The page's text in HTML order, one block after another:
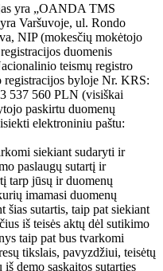
yra „OANDA TMS
Varšuvoje, ul. Rondo
NIP (mokesčių mokėtojo
duomenis
teismų registro
byloje Nr. KRS:
537 560 PLN (visiškai
paskirtu duomenų
elektroniniu paštu:
siekiant sudaryti ir
paslaugų sutartį ir
tarp jūsų ir duomenų
imamasi duomenų
šias sutartis, taip pat siekiant
iš teisės aktų dėl sutikimo
taip pat bus tvarkomi
tikslais, pavyzdžiui, teisėtų
demo sąskaitos sutarties